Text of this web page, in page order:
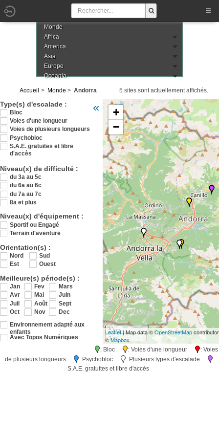
Monde
Africa
America
Asia
Europe
Oceania
Accueil Monde Andorra 5 sites sont actuellement affichés.
Type(s) d'escalade :
Bloc
Voies d'une longueur
Voies de plusieurs longueurs
Psychobloc
S.A.E. gratuites et libre
d'accès
Niveau(x) de difficulté :
du 3a au 5c
du 6a au 6c
du 7a au 7c
8a et plus
Niveau(x) d'équipement :
Sportif ou Engagé
Terrain d'aventure
Orientation(s) :
Nord
Sud
Est
Ouest
Meilleure(s) période(s) :
Jan Fev
Mars
Avr
Mai
Juin
Juil
Août
Sept
Oct
Nov
Dec
Environnement adapté aux
enfants
Avec Topos Numériques
« Veuillez patienter pendant le chargement
+
−
5 km
3 mi
Leaflet| Map data ©OpenStreetMap
©Mapbox
: Bloc : Voies d'une longueur
: Voies
de plusieurs longueurs
: Psychobloc : Plusieurs types d'escalade
:
S.A.E. gratuites et libre d'accès